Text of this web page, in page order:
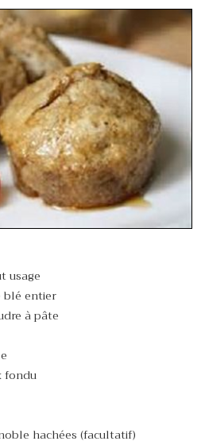
usage
blé entier
à pâte
fondu
hachées (facultatif)